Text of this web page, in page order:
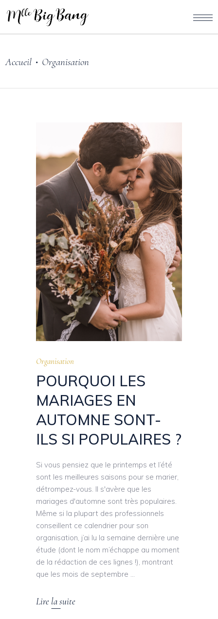
Accueil • Organisation
Organisation
POURQUOI LES
MARIAGES EN
AUTOMNE SONT-
ILS SI POPULAIRES ?
Si vous pensiez que le printemps et l’été
sont les meilleures saisons pour se marier,
détrompez-vous. Il s'avère que les
mariages d'automne sont très populaires.
Même si la plupart des professionnels
conseillent ce calendrier pour son
organisation, j’ai lu la semaine dernière une
étude (dont le nom m’échappe au moment
de la rédaction de ces lignes !), montrant
que les mois de septembre
Lire la suite